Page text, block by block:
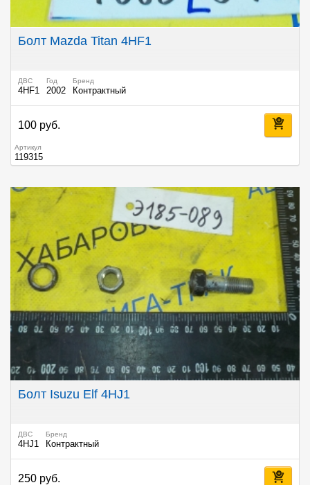
Болт Mazda Titan 4HF1
ДВС
4HF1
Год
2002
Бренд
Контрактный
100 руб.
Артикул
119315
Болт Isuzu Elf 4HJ1
ДВС
4HJ1
Бренд
Контрактный
250 руб.